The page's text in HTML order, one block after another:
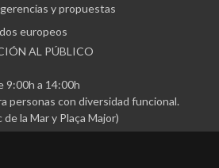
y propuestas
europeos
AL PÚBLICO
9:00h a 14:00h
personas con diversidad funcional.
la Mar y Plaça Major)